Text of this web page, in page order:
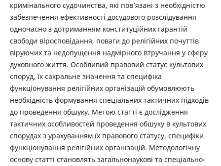
кримінального судочинства, які пов’язані з необхідністю
забезпечення ефективності досудового розслідування
одночасно з дотриманням конституційних гарантій
свободи віросповідання, поваги до релігійних почуттів
віруючих та недопущення надмірного втручання у сферу
духовного життя. Особливий правовий статус культових
споруд, їх сакральне значення та специфіка
функціонування релігійних організацій обумовлюють
необхідність формування спеціальних тактичних підходів
до проведення обшуку. Метою статті є дослідження
тактичних особливостей проведення обшуку в культових
спорудах з урахуванням їх правового статусу, специфіки
функціонування релігійних організацій. Методологічну
основу статті становлять загальнонаукові та спеціально-